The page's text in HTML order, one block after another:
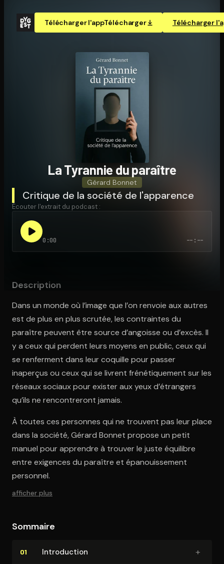
Télécharger l'appTélécharger Télécharger
La Tyrannie du paraître
Gérard Bonnet
Critique de la société de l'apparence
Écouter l'extrait du podcast :
0:00 --:--
Description
Dans un monde où l’image que l’on renvoie aux autres
est de plus en plus scrutée, les contraintes du
paraître peuvent être source d’angoisse ou d’excès. Il
y a ceux qui perdent leurs moyens en public, ceux qui
se renferment dans leur coquille pour passer
inaperçus ou ceux qui se livrent frénétiquement sur les
réseaux sociaux pour exister aux yeux d’étrangers
qu’ils ne rencontreront jamais.
À toutes ces personnes qui ne trouvent pas leur place
dans la société, Gérard Bonnet propose un petit
manuel pour apprendre à trouver le juste équilibre
entre exigences du paraître et épanouissement
personnel.
afficher plus
Sommaire
01 In­tro­duc­tion +